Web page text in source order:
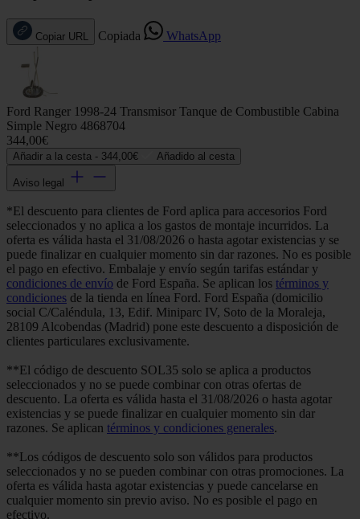
Copiar URL Copiada WhatsApp
Ford Ranger 1998-24 Transmisor Tanque de Combustible Cabina
Simple Negro 4868704
344,00€
Añadir a la cesta - 344,00€ Añadido al cesta
Aviso legal
*El descuento para clientes de Ford aplica para accesorios Ford
seleccionados y no aplica a los gastos de montaje incurridos. La
oferta es válida hasta el 31/08/2026 o hasta agotar existencias y se
puede finalizar en cualquier momento sin dar razones. No es posible
el pago en efectivo. Embalaje y envío según tarifas estándar y
condiciones de envío de Ford España. Se aplican los términos y
condiciones de la tienda en línea Ford. Ford España (domicilio
social C/Caléndula, 13, Edif. Miniparc IV, Soto de la Moraleja,
28109 Alcobendas (Madrid) pone este descuento a disposición de
clientes particulares exclusivamente.
**El código de descuento SOL35 solo se aplica a productos
seleccionados y no se puede combinar con otras ofertas de
descuento. La oferta es válida hasta el 31/08/2026 o hasta agotar
existencias y se puede finalizar en cualquier momento sin dar
razones. Se aplican términos y condiciones generales.
**Los códigos de descuento solo son válidos para productos
seleccionados y no se pueden combinar con otras promociones. La
oferta es válida hasta agotar existencias y puede cancelarse en
cualquier momento sin previo aviso. No es posible el pago en
efectivo.